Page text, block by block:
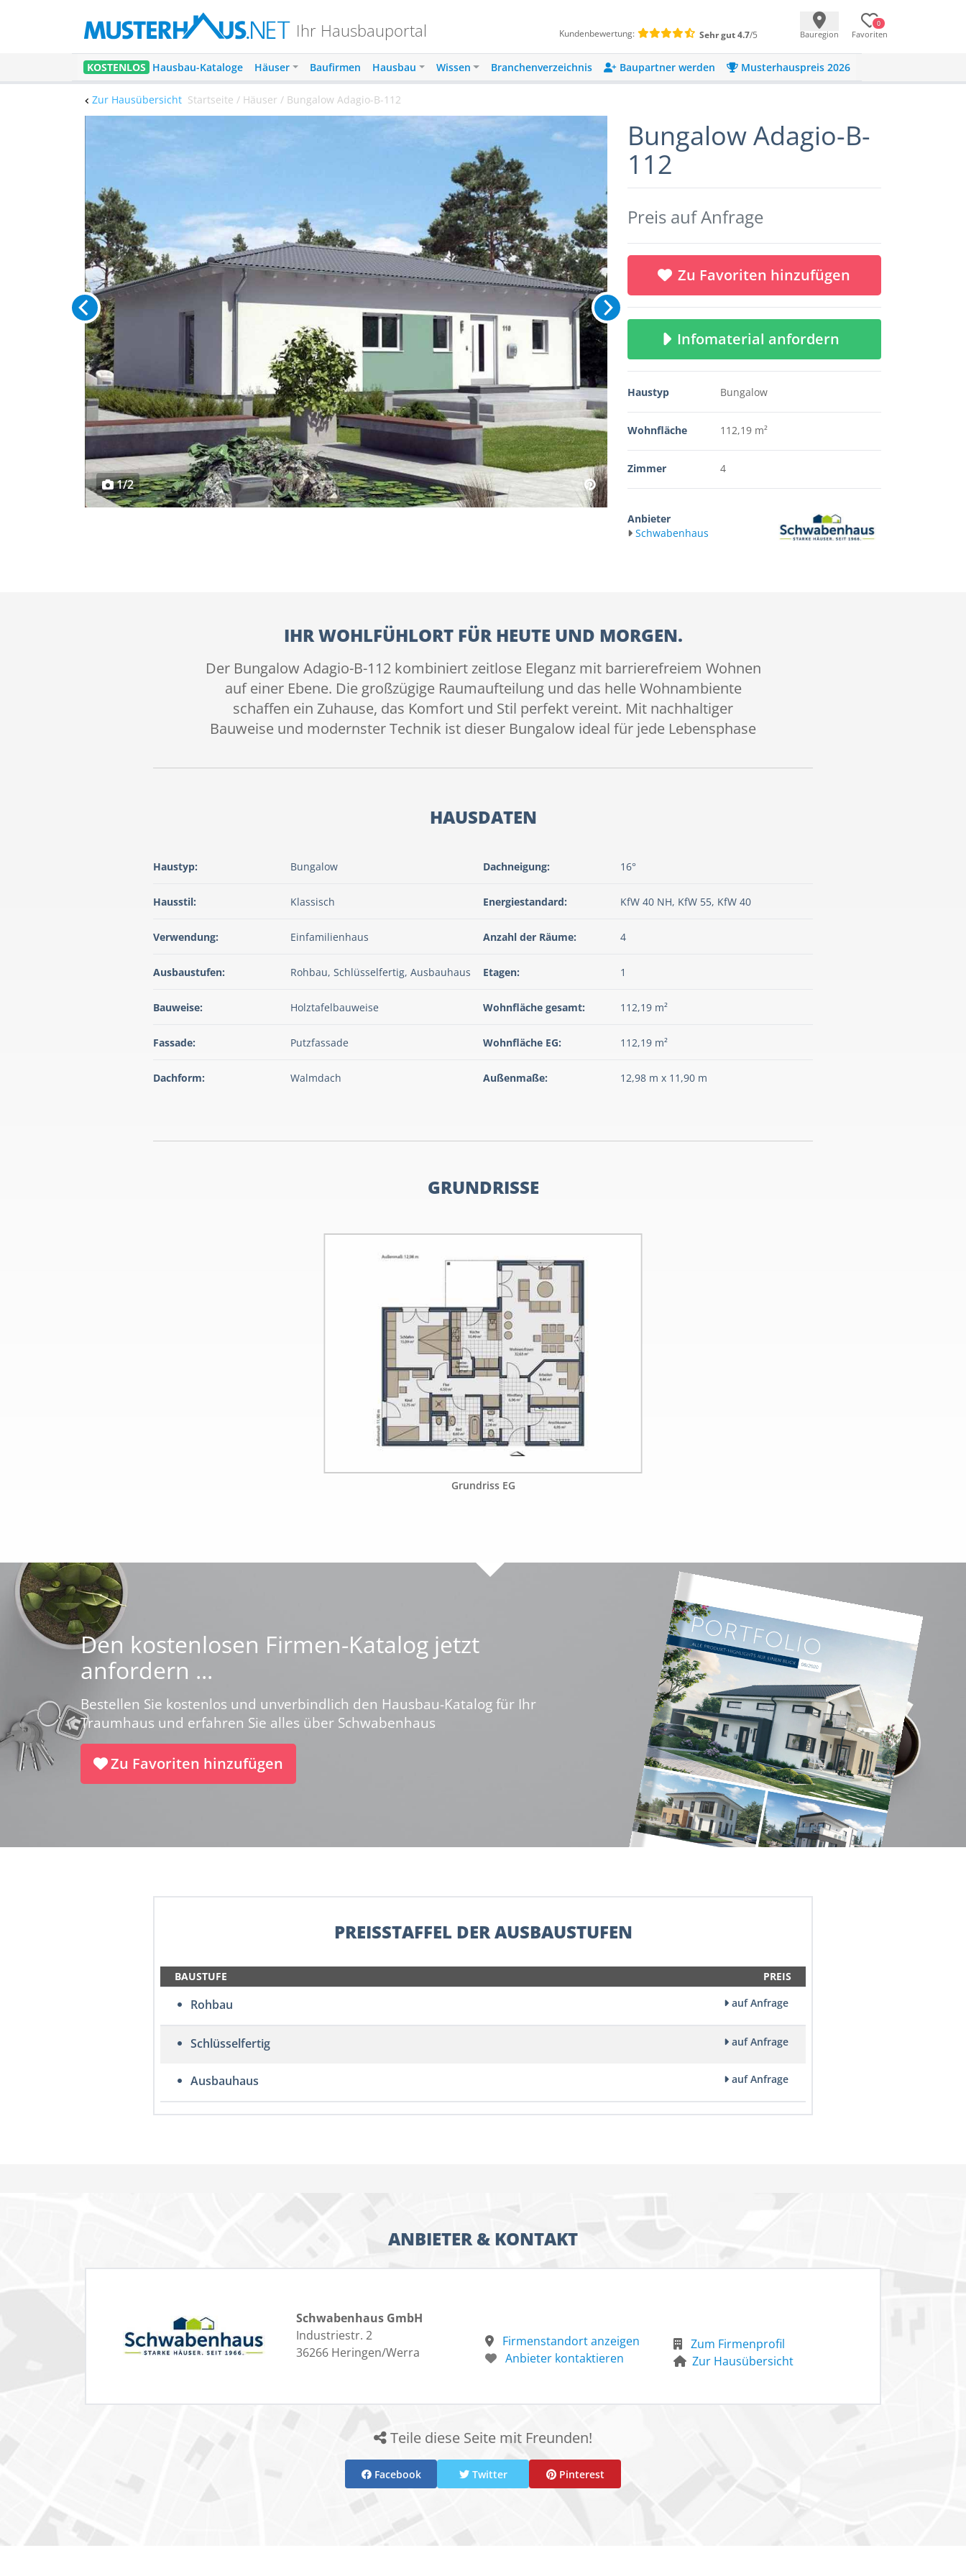
Ihr Hausbauportal Kundenbewertung: Sehr gut4.7/5 Bauregion
0
Favoriten
KOSTENLOS Hausbau-Kataloge Häuser Baufirmen Hausbau Wissen Branchenverzeichnis Baupartner werden Musterhauspreis 2026
Zur Hausübersicht Startseite / Häuser / Bungalow Adagio-B-112
1/2
Bungalow Adagio-B-
112
Preis auf Anfrage
Zu Favoriten hinzufügen
Infomaterial anfordern
Haustyp Bungalow
Wohnfläche 112,19 m²
Zimmer 4
Anbieter
Schwabenhaus
IHR WOHLFÜHLORT FÜR HEUTE UND MORGEN.
Der Bungalow Adagio-B-112 kombiniert zeitlose Eleganz mit barrierefreiem Wohnen
auf einer Ebene. Die großzügige Raumaufteilung und das helle Wohnambiente
schaffen ein Zuhause, das Komfort und Stil perfekt vereint. Mit nachhaltiger
Bauweise und modernster Technik ist dieser Bungalow ideal für jede Lebensphase
HAUSDATEN
Haustyp: Bungalow
Hausstil: Klassisch
Verwendung: Einfamilienhaus
Ausbaustufen: Rohbau, Schlüsselfertig, Ausbauhaus
Bauweise: Holztafelbauweise
Fassade: Putzfassade
Dachform: Walmdach
Dachneigung: 16°
Energiestandard: KfW 40 NH, KfW 55, KfW 40
Anzahl der Räume: 4
Etagen: 1
Wohnfläche gesamt: 112,19 m²
Wohnfläche EG: 112,19 m²
Außenmaße: 12,98 m x 11,90 m
GRUNDRISSE
Grundriss EG
Den kostenlosen Firmen-Katalog jetzt
anfordern ...
Bestellen Sie kostenlos und unverbindlich den Hausbau-Katalog für Ihr
Traumhaus und erfahren Sie alles über Schwabenhaus
Zu Favoriten hinzufügen
PREISSTAFFEL DER AUSBAUSTUFEN
BAUSTUFE PREIS
Rohbau auf Anfrage
Schlüsselfertig auf Anfrage
Ausbauhaus auf Anfrage
ANBIETER & KONTAKT
Schwabenhaus GmbH
Industriestr. 2
36266 Heringen/Werra
Firmenstandort anzeigen
Anbieter kontaktieren
Zum Firmenprofil
Zur Hausübersicht
Teile diese Seite mit Freunden!
Facebook Twitter Pinterest